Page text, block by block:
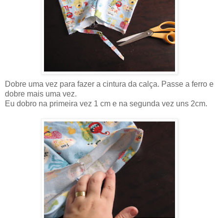
Dobre uma vez para fazer a cintura da calça. Passe a ferro e
dobre mais uma vez.
Eu dobro na primeira vez 1 cm e na segunda vez uns 2cm.